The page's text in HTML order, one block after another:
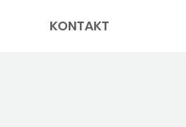
KONTAKT